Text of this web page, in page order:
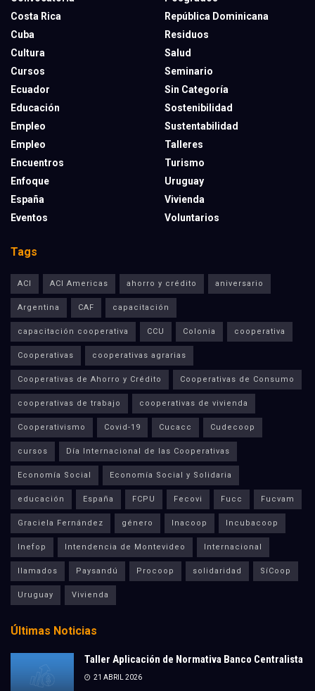
Costa Rica
Cuba
Cultura
Cursos
Ecuador
Educación
Empleo
Empleo
Encuentros
Enfoque
España
Eventos
República Dominicana
Residuos
Salud
Seminario
Sin Categoría
Sostenibilidad
Sustentabilidad
Talleres
Turismo
Uruguay
Vivienda
Voluntarios
Tags
ACI ACI Americas ahorro y crédito aniversario
Argentina CAF capacitación
capacitación cooperativa CCU Colonia cooperativa
Cooperativas cooperativas agrarias
Cooperativas de Ahorro y Crédito Cooperativas de Consumo
cooperativas de trabajo cooperativas de vivienda
Cooperativismo Covid-19 Cucacc Cudecoop
cursos Día Internacional de las Cooperativas
Economía Social Economía Social y Solidaria
educación España FCPU Fecovi Fucc Fucvam
Graciela Fernández género Inacoop Incubacoop
Inefop Intendencia de Montevideo Internacional
llamados Paysandú Procoop solidaridad SíCoop
Uruguay Vivienda
Últimas Noticias
Taller Aplicación de Normativa Banco Centralista
21 ABRIL 2026